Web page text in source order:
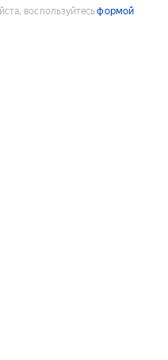
воспользуйтесьформой